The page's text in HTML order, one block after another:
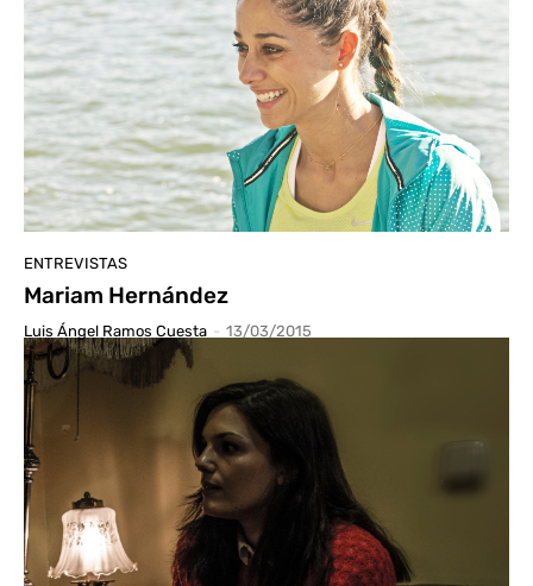
ENTREVISTAS
Mariam Hernández
Luis Ángel Ramos Cuesta - 13/03/2015